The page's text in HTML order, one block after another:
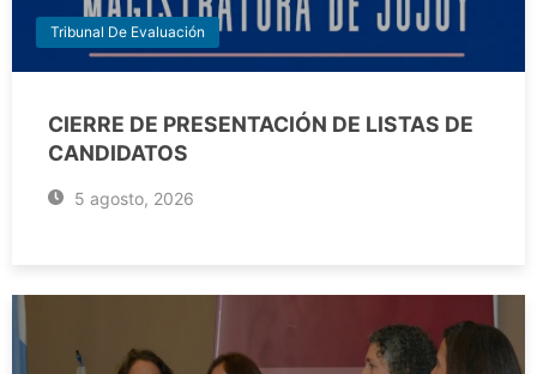
Tribunal De Evaluación
CIERRE DE PRESENTACIÓN DE LISTAS DE
CANDIDATOS
5 agosto, 2026